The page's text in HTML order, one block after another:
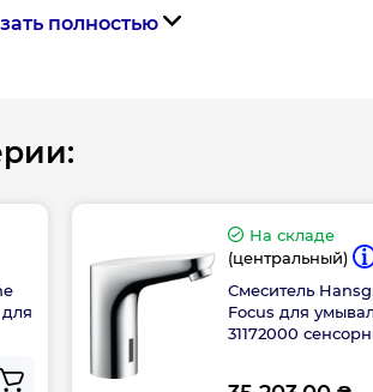
полностью
На складе
(центральный)
Смеситель
Focus для
31172000